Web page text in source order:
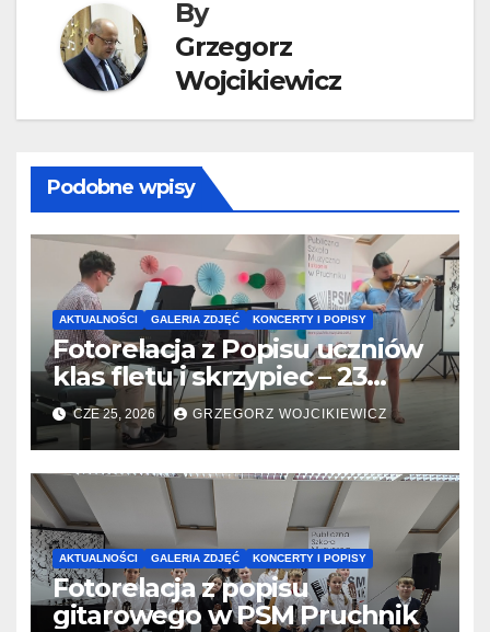
By
Grzegorz
Wojcikiewicz
Podobne wpisy
AKTUALNOŚCI GALERIA ZDJĘĆ KONCERTY I POPISY
Fotorelacja z Popisu uczniów
klas fletu i skrzypiec – 23
06.2026
CZE 25, 2026 GRZEGORZ WOJCIKIEWICZ
AKTUALNOŚCI GALERIA ZDJĘĆ KONCERTY I POPISY
Fotorelacja z popisu
gitarowego w PSM Pruchnik